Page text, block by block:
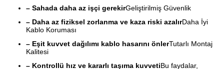
– Sahada daha az işçi gerekirGeliştirilmiş Güvenlik
– Daha az fiziksel zorlanma ve kaza riski azalırDaha İyi
Kablo Koruması
– Eşit kuvvet dağılımı kablo hasarını önlerTutarlı Montaj
Kalitesi
– Kontrollü hız ve kararlı taşıma kuvvetiBu faydalar,